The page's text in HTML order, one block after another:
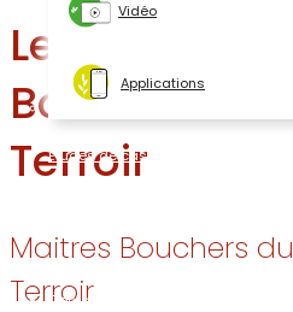
Vidéo
Applications
Études de cas
Contact
Les Maitres
Bouchers du
Terroir
Maitres Bouchers du
Terroir